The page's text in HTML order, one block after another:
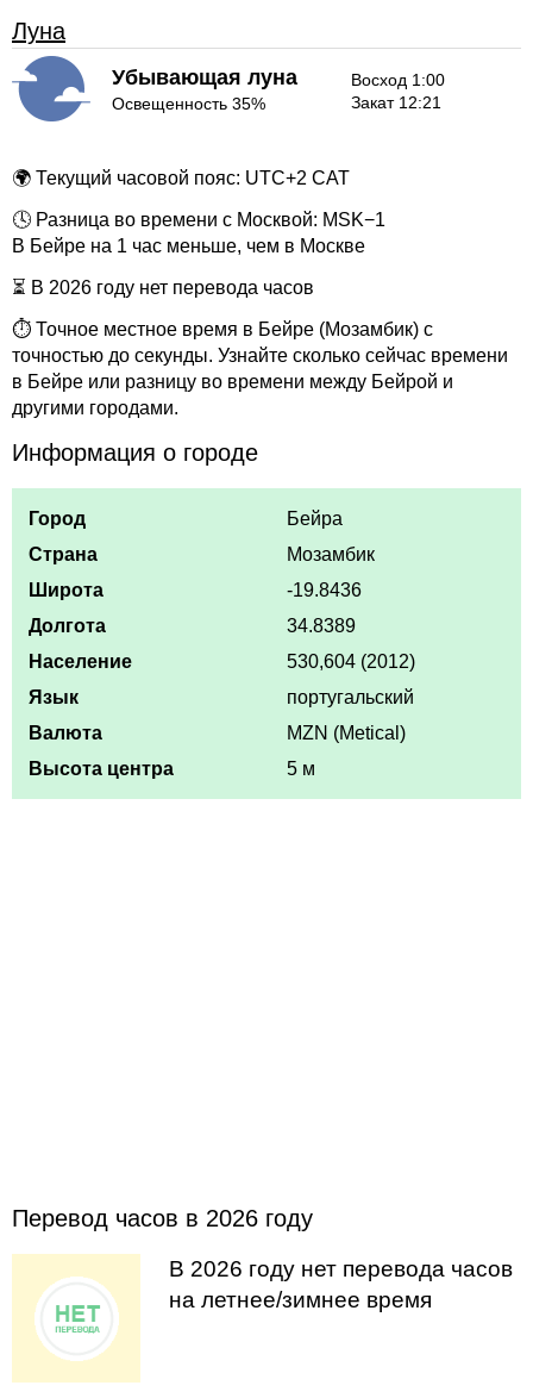
Луна
Убывающая луна
Освещенность 35%
Восход 1:00
Закат 12:21
🌍 Текущий часовой пояс: UTC+2 CAT
🕓 Разница во времени с Москвой: MSK−1
В Бейре на 1 час меньше, чем в Москве
⏳ В 2026 году нет перевода часов
⏱ Точное местное время в Бейре (Мозамбик) с
точностью до секунды. Узнайте сколько сейчас времени
в Бейре или разницу во времени между Бейрой и
другими городами.
Информация о городе
Город
Бейра
Страна
Мозамбик
Широта
-19.8436
Долгота
34.8389
Население
530,604 (2012)
Язык
португальский
Валюта
MZN (Metical)
Высота центра
5 м
Перевод часов в 2026 году
В 2026 году нет перевода часов
на летнее/зимнее время